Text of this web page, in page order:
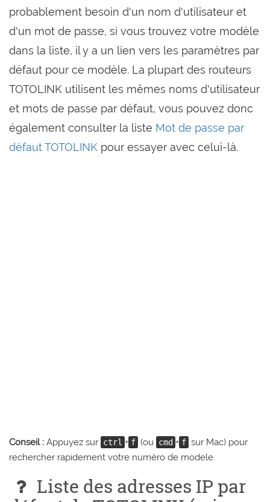
probablement besoin d'un nom d'utilisateur et
d'un mot de passe, si vous trouvez votre modèle
dans la liste, il y a un lien vers les paramètres par
défaut pour ce modèle. La plupart des routeurs
TOTOLINK utilisent les mêmes noms d'utilisateur
et mots de passe par défaut, vous pouvez donc
également consulter la liste Mot de passe par
défaut TOTOLINK pour essayer avec celui-là.
Conseil : Appuyez sur ctrl + f (ou cmd + f sur Mac) pour
rechercher rapidement votre numéro de modele.
Liste des adresses IP par